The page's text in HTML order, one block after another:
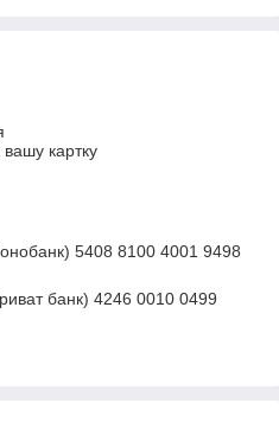
картку
5408 8100 4001 9498
банк) 4246 0010 0499